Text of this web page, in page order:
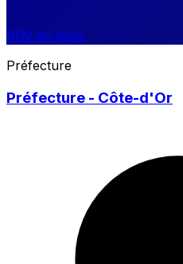
RDV en ligne
Préfecture
Préfecture - Côte-d'Or